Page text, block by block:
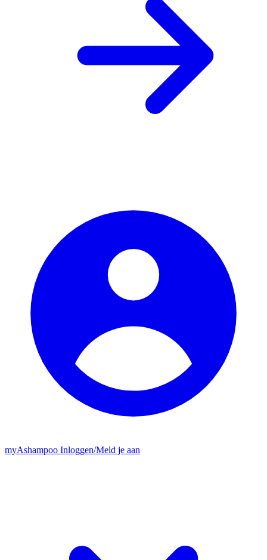
myAshampoo Inloggen/Meld je aan